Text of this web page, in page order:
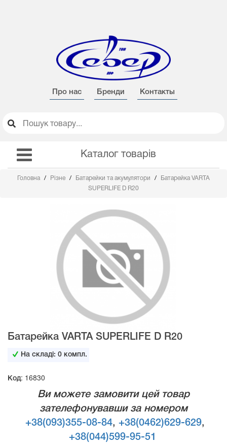
Про нас Бренди Контакты
Каталог товарів
Головна Різне Батарейки та акумулятори
Батарейка VARTA
SUPERLIFE D R20
Батарейка VARTA SUPERLIFE D R20
На складі:0 компл.
Код: 16830
Ви можете замовити цей товар
зателефонувавши за номером
+38(093)355-08-84, +38(0462)629-629,
+38(044)599-95-51